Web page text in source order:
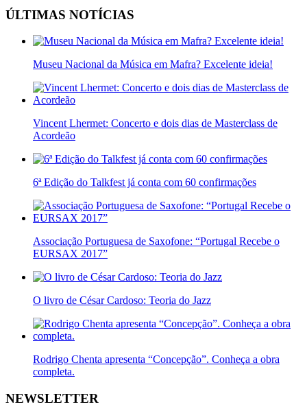
ÚLTIMAS NOTÍCIAS
Museu Nacional da Música em Mafra? Excelente ideia!
Vincent Lhermet: Concerto e dois dias de Masterclass de
Acordeão
6ª Edição do Talkfest já conta com 60 confirmações
Associação Portuguesa de Saxofone: “Portugal Recebe o
EURSAX 2017”
O livro de César Cardoso: Teoria do Jazz
Rodrigo Chenta apresenta “Concepção”. Conheça a obra
completa.
NEWSLETTER